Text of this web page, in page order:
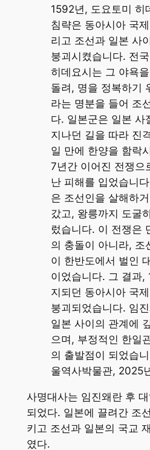
1592년, 도요토미 히
침략은 동아시아 국
리고 조선과 일본 사
붕괴시켰습니다. 전
히데요시는 그 야욕
돌려, 명을 정복하기
라는 명분을 들어 조
다. 일본군은 일본 사
지나던 길을 따라 진
일 만에 한양을 함락
7년간 이어진 전쟁으
난 피해를 입었습니
은 조선인을 살해하
갔고, 왕릉까지 도굴
렀습니다. 이 전쟁은
의 충돌이 아니라, 조
이 한반도에서 벌인
이었습니다. 그 결과,
지되던 동아시아 국
붕괴되었습니다. 임
일본 사이의 관계에
으며, 부정적인 한일
의 출발점이 되었습
울역사박물관, 2025
사명대사는 임진왜란 후
되었다. 일본에 끌려간 조
키고 조선과 일본의 국교
였다.